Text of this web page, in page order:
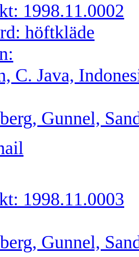
1998.11.0002
höftkläde
C. Java,
Gunnel,
1998.11.0003
Gunnel,